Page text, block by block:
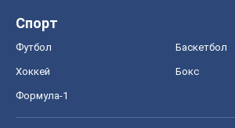
Спорт
Футбол Баскетбол
Хоккей Бокс
Формула-1